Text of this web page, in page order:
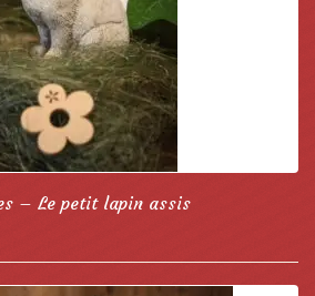
– Le petit lapin assis